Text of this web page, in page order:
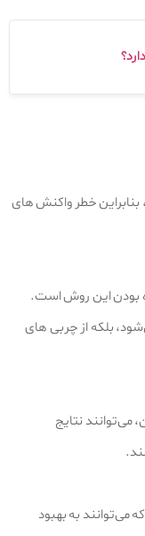
خطر واکنش‌ های
بودن این روش است.
بلکه از چربی‌ های
نتایج
به بهبود